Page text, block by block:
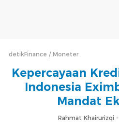
detikFinance Moneter
Kepercayaan
Indonesia
Mandat
Rahmat Khairurizqi -